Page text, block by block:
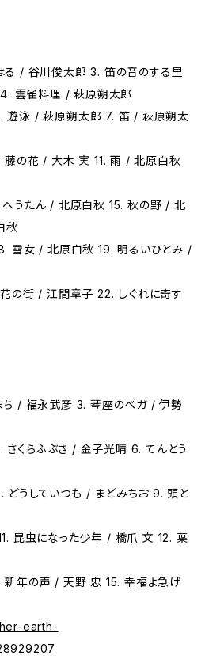
/ 谷川俊太郎 3. 笛の音のする里
雲雀料理 / 萩原朔太郎
遊泳 / 萩原朔太郎 7. 笛 / 萩原朔太
の花 / 大木 実 11. 雨 / 北原白秋
うたん / 北原白秋 15. 秋の野 / 北
秋
雪女 / 北原白秋 19. 明るいひとみ /
の街 / 江間章子 22. しぐれに奇す
/ 福永武彦 3. 琴座のベガ / 伊勢
くらふぶき / 金子光晴 6. てんとう
どうしていつも / まどみちお 9. 頭と
昆虫になった少年 / 橋爪 文 12. 葉
年の声 / 天野 忠 15. 幸福よ急げ
earth-